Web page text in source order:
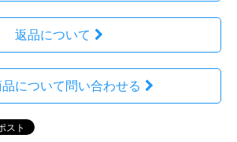
返品について
品について問い合わせる